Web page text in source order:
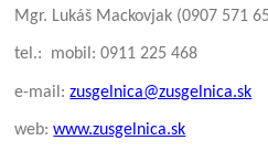
Mgr. Lukáš Mackovjak (0907 571
tel.: mobil: 0911 225 468
e-mail:zusgelnica@zusgelnica.sk
web:www.zusgelnica.sk